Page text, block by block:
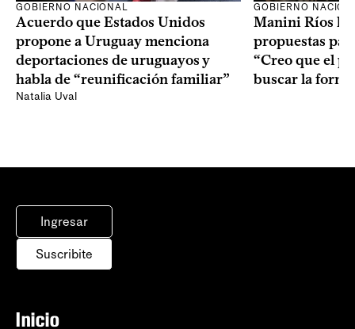
GOBIERNO NACIONAL
Acuerdo que Estados Unidos
propone a Uruguay menciona
deportaciones de uruguayos y
habla de “reunificación familiar”
Natalia Uval
GOBIERNO
Manini Ríos le
propuestas
“Creo que el
buscar la
Ingresar
Suscribite
Inicio